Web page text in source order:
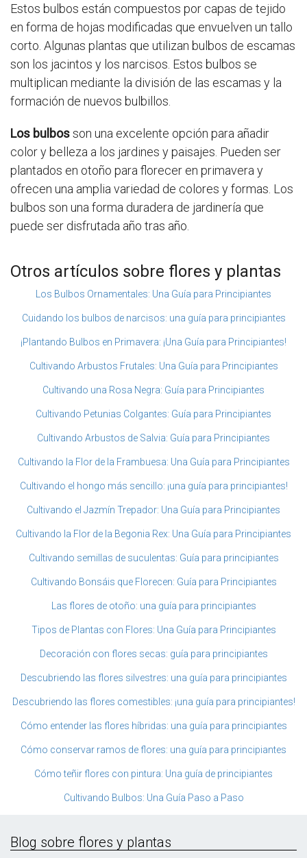
Estos bulbos están compuestos por capas de tejido
en forma de hojas modificadas que envuelven un tallo
corto. Algunas plantas que utilizan bulbos de escamas
son los jacintos y los narcisos. Estos bulbos se
multiplican mediante la división de las escamas y la
formación de nuevos bulbillos.
Los bulbosson una excelente opción para añadir
color y belleza a los jardines y paisajes. Pueden ser
plantados en otoño para florecer en primavera y
ofrecen una amplia variedad de colores y formas. Los
bulbos son una forma duradera de jardinería que
puede ser disfrutada año tras año.
Otros artículos sobre flores y plantas
Los Bulbos Ornamentales: Una Guía para Principiantes
Cuidando los bulbos de narcisos: una guía para principiantes
¡Plantando Bulbos en Primavera: ¡Una Guía para Principiantes!
Cultivando Arbustos Frutales: Una Guía para Principiantes
Cultivando una Rosa Negra: Guía para Principiantes
Cultivando Petunias Colgantes: Guía para Principiantes
Cultivando Arbustos de Salvia: Guía para Principiantes
Cultivando la Flor de la Frambuesa: Una Guía para Principiantes
Cultivando el hongo más sencillo: ¡una guía para principiantes!
Cultivando el Jazmín Trepador: Una Guía para Principiantes
Cultivando la Flor de la Begonia Rex: Una Guía para Principiantes
Cultivando semillas de suculentas: Guía para principiantes
Cultivando Bonsáis que Florecen: Guía para Principiantes
Las flores de otoño: una guía para principiantes
Tipos de Plantas con Flores: Una Guía para Principiantes
Decoración con flores secas: guía para principiantes
Descubriendo las flores silvestres: una guía para principiantes
Descubriendo las flores comestibles: ¡una guía para principiantes!
Cómo entender las flores híbridas: una guía para principiantes
Cómo conservar ramos de flores: una guía para principiantes
Cómo teñir flores con pintura: Una guía de principiantes
Cultivando Bulbos: Una Guía Paso a Paso
Blog sobre flores y plantas